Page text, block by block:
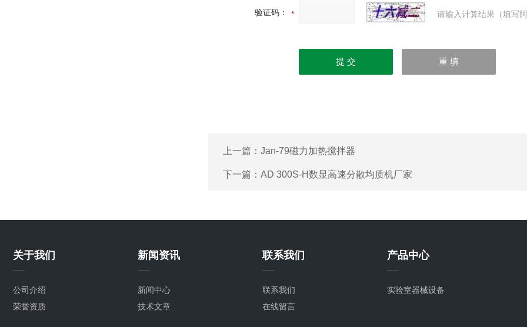
验证码： 请输入计算结果（填写
上一篇： Jan-79磁力加热搅拌器
下一篇： AD 300S-H数显高速分散均质机厂家
关于我们
公司介绍
荣誉资质
新闻资讯
新闻中心
技术文章
联系我们
联系我们
在线留言
产品中心
实验室器械设备